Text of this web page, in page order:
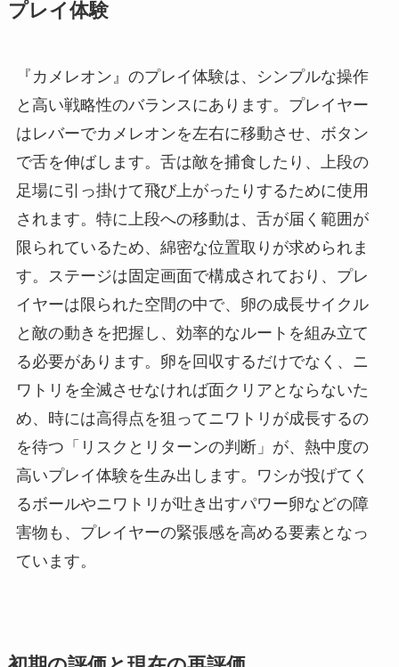
プレイ体験
『カメレオン』のプレイ体験は、シンプルな操作
と高い戦略性のバランスにあります。プレイヤー
はレバーでカメレオンを左右に移動させ、ボタン
で舌を伸ばします。舌は敵を捕食したり、上段の
足場に引っ掛けて飛び上がったりするために使用
されます。特に上段への移動は、舌が届く範囲が
限られているため、綿密な位置取りが求められま
す。ステージは固定画面で構成されており、プレ
イヤーは限られた空間の中で、卵の成長サイクル
と敵の動きを把握し、効率的なルートを組み立て
る必要があります。卵を回収するだけでなく、ニ
ワトリを全滅させなければ面クリアとならないた
め、時には高得点を狙ってニワトリが成長するの
を待つ「リスクとリターンの判断」が、熱中度の
高いプレイ体験を生み出します。ワシが投げてく
るボールやニワトリが吐き出すパワー卵などの障
害物も、プレイヤーの緊張感を高める要素となっ
ています。